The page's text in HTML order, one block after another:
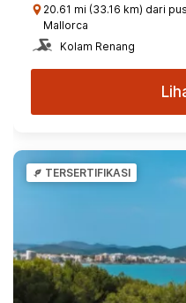
20.61 mi (33.16 km) dari
Mallorca
Kolam Renang
TERSERTIFIKASI